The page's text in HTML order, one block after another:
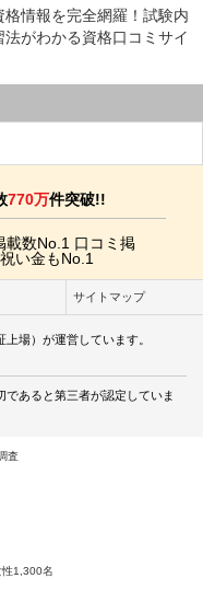
格情報を完全網羅！試験内
法がわかる資格口コミサイ
770万件突破!!
サイトマップ
上場）が運営しています。
であると第三者が認定していま
査
1,300名